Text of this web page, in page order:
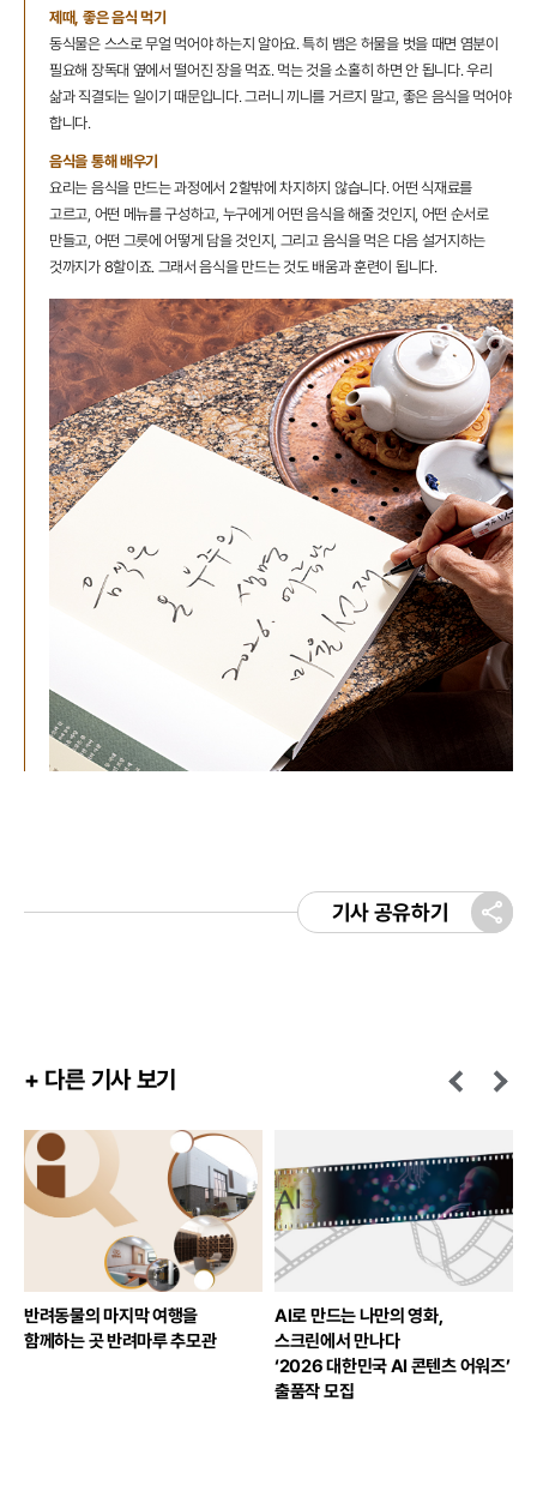
제때, 좋은 음식 먹기
동식물은 스스로 무얼 먹어야 하는지 알아요. 특히 뱀은 허물을 벗을 때면 염분이
필요해 장독대 옆에서 떨어진 장을 먹죠. 먹는 것을 소홀히 하면 안 됩니다. 우리
삶과 직결되는 일이기 때문입니다. 그러니 끼니를 거르지 말고, 좋은 음식을 먹어야
합니다.
음식을 통해 배우기
요리는 음식을 만드는 과정에서 2할밖에 차지하지 않습니다. 어떤 식재료를
고르고, 어떤 메뉴를 구성하고, 누구에게 어떤 음식을 해줄 것인지, 어떤 순서로
만들고, 어떤 그릇에 어떻게 담을 것인지, 그리고 음식을 먹은 다음 설거지하는
것까지가 8할이죠. 그래서 음식을 만드는 것도 배움과 훈련이 됩니다.
기사 공유하기
+ 다른 기사 보기
반려동물의 마지막 여행을
함께하는 곳 반려마루 추모관
AI로 만드는 나만의 영화,
스크린에서 만나다
‘2026 대한민국 AI 콘텐츠 어워즈’
출품작 모집